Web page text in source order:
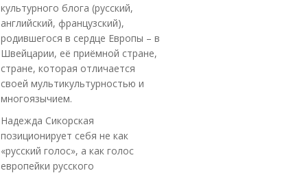
культурного блога (русский,
английский, французский),
родившегося в сердце Европы – в
Швейцарии, её приёмной стране,
стране, которая отличается
своей мультикультурностью и
многоязычием.
Надежда Сикорская
позиционирует себя не как
«русский голос», а как голос
европейки русского